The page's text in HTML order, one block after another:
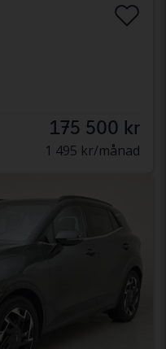
175 500 kr
1 495 kr/månad